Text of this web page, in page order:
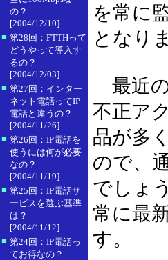
の？
[2004/12/10]
■ 第28回：FTTHって
どうやって導入す
るの？
[2004/12/03]
■ 第27回：インター
ネット電話ってIP
電話と違うの？
[2004/11/26]
■ 第26回：IP電話を
使うには何が必要
なの？
[2004/11/19]
■ 第25回：IP電話サ
ービスを選ぶ基準
は？
[2004/11/12]
■ 第24回：IP電話っ
てお得なの？
を常に
となり
最近
不正ア
品が多
ので、
でしょ
常に最
す。